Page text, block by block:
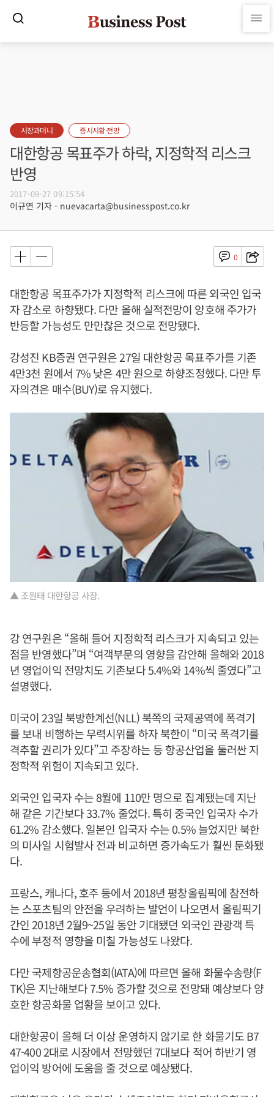
시장과머니 증시시황·전망
대한항공 목표주가 하락, 지정학적 리스크
반영
2017-09-27 09:15:54
이규연 기자 - nuevacarta@businesspost.co.kr
0
대한항공 목표주가가 지정학적 리스크에 따른 외국인 입국
자 감소로 하향됐다. 다만 올해 실적전망이 양호해 주가가
반등할 가능성도 만만찮은 것으로 전망됐다.
강성진 KB증권 연구원은 27일 대한항공 목표주가를 기존
4만3천 원에서 7% 낮은 4만 원으로 하향조정했다. 다만 투
자의견은 매수(BUY)로 유지했다.
▲ 조원태 대한항공 사장.
강 연구원은 “올해 들어 지정학적 리스크가 지속되고 있는
점을 반영했다”며 “여객부문의 영향을 감안해 올해와 2018
년 영업이익 전망치도 기존보다 5.4%와 14%씩 줄였다”고
설명했다.
미국이 23일 북방한계선(NLL) 북쪽의 국제공역에 폭격기
를 보내 비행하는 무력시위를 하자 북한이 “미국 폭격기를
격추할 권리가 있다”고 주장하는 등 항공산업을 둘러싼 지
정학적 위험이 지속되고 있다.
외국인 입국자 수는 8월에 110만 명으로 집계됐는데 지난
해 같은 기간보다 33.7% 줄었다. 특히 중국인 입국자 수가
61.2% 감소했다. 일본인 입국자 수는 0.5% 늘었지만 북한
의 미사일 시험발사 전과 비교하면 증가속도가 훨씬 둔화됐
다.
프랑스, 캐나다, 호주 등에서 2018년 평창올림픽에 참전하
는 스포츠팀의 안전을 우려하는 발언이 나오면서 올림픽기
간인 2018년 2월9~25일 동안 기대됐던 외국인 관광객 특
수에 부정적 영향을 미칠 가능성도 나왔다.
다만 국제항공운송협회(IATA)에 따르면 올해 화물수송량(F
TK)은 지난해보다 7.5% 증가할 것으로 전망돼 예상보다 양
호한 항공화물 업황을 보이고 있다.
대한항공이 올해 더 이상 운영하지 않기로 한 화물기도 B7
47-400 2대로 시장에서 전망했던 7대보다 적어 하반기 영
업이익 방어에 도움을 줄 것으로 예상됐다.